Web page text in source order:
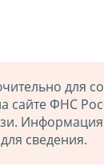
для
сайте ФНС
сведения.